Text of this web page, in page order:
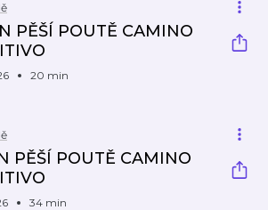
PĚŠÍ POUTĚ CAMINO
20 min
PĚŠÍ POUTĚ CAMINO
34 min